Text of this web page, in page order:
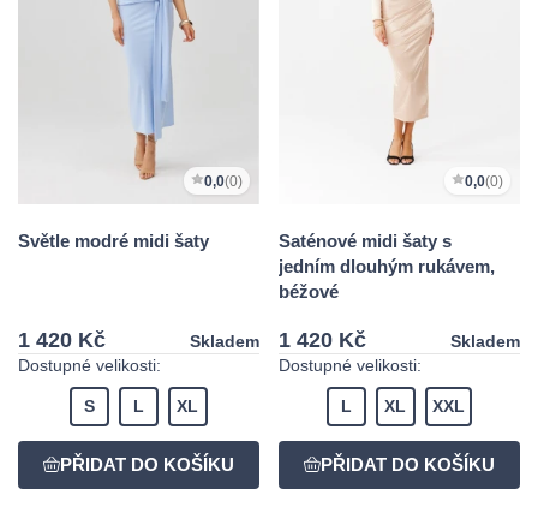
0,0(0)
Světle modré midi šaty
1 420 Kč
Skladem
Dostupné velikosti:
S L XL
0,0(0)
Saténové midi šaty s
jedním dlouhým rukávem,
béžové
1 420 Kč
Skladem
Dostupné velikosti:
L XL XXL